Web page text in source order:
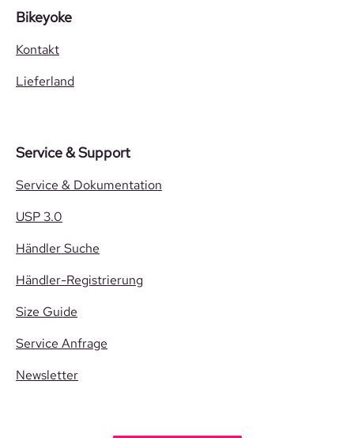
Bikeyoke
Kontakt
Lieferland
Service & Support
Service & Dokumentation
USP 3.0
Händler Suche
Händler-Registrierung
Size Guide
Service Anfrage
Newsletter